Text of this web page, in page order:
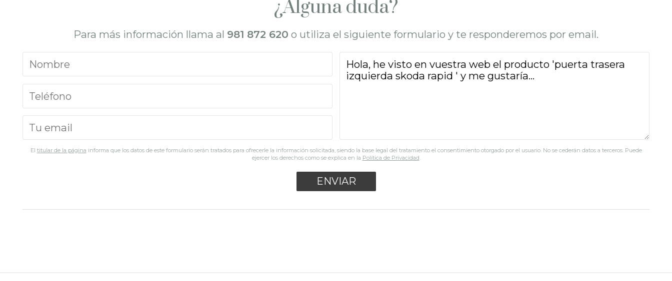
¿Alguna duda?
Para más información llama al 981 872 620 o utiliza el siguiente formulario y te responderemos por email.
El titular de la página informa que los datos de este formulario serán tratados para ofrecerle la información solicitada, siendo la base legal del tratamiento el consentimiento otorgado por el usuario. No se cederán datos a terceros. Puede
ejercer los derechos como se explica en la Política de Privacidad.